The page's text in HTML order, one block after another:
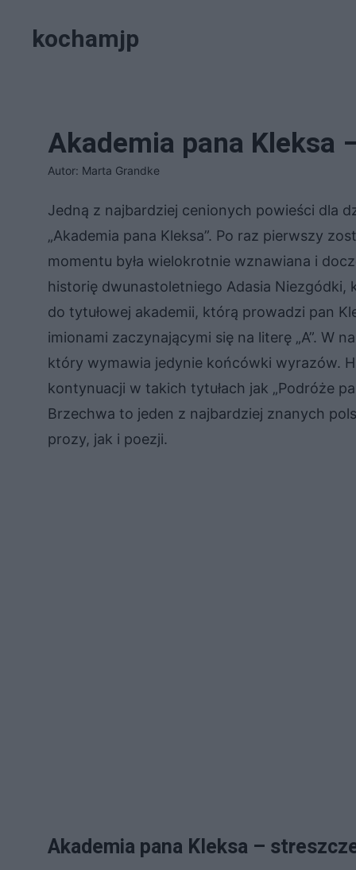
kochamjp
Akademia pana Kleksa
Autor: Marta Grandke
Jedną z najbardziej cenionych powieści dla
„Akademia pana Kleksa”. Po raz pierwszy
momentu była wielokrotnie wznawiana i
historię dwunastoletniego Adasia
do tytułowej akademii, którą prowadzi pan
imionami zaczynającymi się na literę „A”. W
który wymawia jedynie końcówki wyrazów.
kontynuacji w takich tytułach jak „Podróże
Brzechwa to jeden z najbardziej znanych
prozy, jak i poezji.
Akademia pana Kleksa –